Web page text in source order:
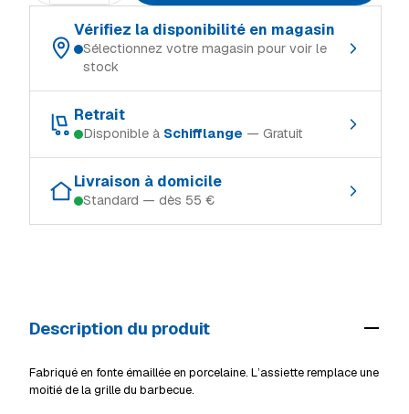
Vérifiez la disponibilité en magasin
Sélectionnez votre magasin pour voir le
stock
Schifflange En stock
Ingeldorf
Alzingen
Retrait
Disponible à Schifflange — Gratuit
Schifflange En stock
Livraison à domicile
Standard — dès 55 €
Livraison volumineux / camion 69 €
Détails livraison & retrait
Description du produit
Fabriqué en fonte émaillée en porcelaine. L’assiette remplace une
moitié de la grille du barbecue.